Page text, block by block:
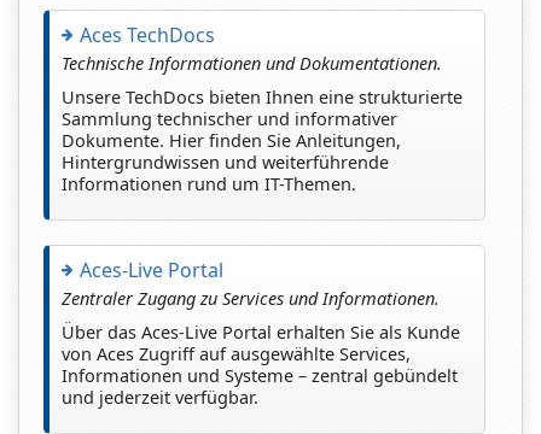
Aces TechDocs
Technische Informationen und Dokumentationen.
Unsere TechDocs bieten Ihnen eine strukturierte
Sammlung technischer und informativer
Dokumente. Hier finden Sie Anleitungen,
Hintergrundwissen und weiterführende
Informationen rund um IT-Themen.
Aces-Live Portal
Zentraler Zugang zu Services und Informationen.
Über das Aces-Live Portal erhalten Sie als Kunde
von Aces Zugriff auf ausgewählte Services,
Informationen und Systeme – zentral gebündelt
und jederzeit verfügbar.